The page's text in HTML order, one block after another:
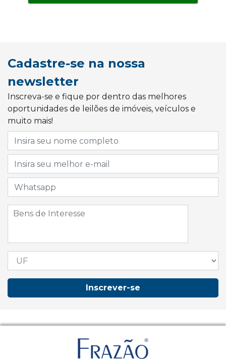
Cadastre-se na nossa
newsletter
Inscreva-se e fique por dentro das melhores
oportunidades de leilões de imóveis, veículos e
muito mais!
Inscrever-se